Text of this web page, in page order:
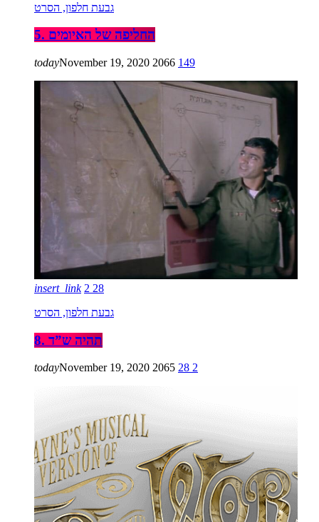
גבעת חלפון, הסרט
5. החליפה של האיומים
todayNovember 19, 2020 2066 149
insert_link 2 28
גבעת חלפון, הסרט
8. תהיה ש”ד
todayNovember 19, 2020 2065 28 2